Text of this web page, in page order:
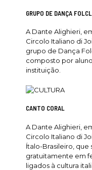
GRUPO DE DANÇA
A Dante Alighieri,
Circolo Italiano di
grupo de Dança
composto por
instituição.
CANTO CORAL
A Dante Alighieri,
Circolo Italiano di
Ítalo-Brasileiro, que
gratuitamente em
ligados à cultura